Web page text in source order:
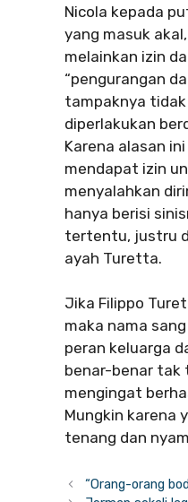
Nicola kepada
yang masuk
melainkan izin
“pengurangan
tampaknya
diperlakukan
Karena alasan
mendapat izin
menyalahkan
hanya berisi
tertentu, justru
ayah Turetta.
Jika Filippo
maka nama
peran keluarga
benar-benar tak
mengingat
Mungkin karena
tenang dan
“Orang-orang